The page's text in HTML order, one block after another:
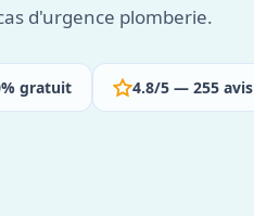
d'urgence plomberie.
gratuit 4.8/5 — 255 avis